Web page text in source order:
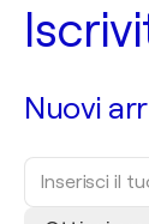
Nuovi